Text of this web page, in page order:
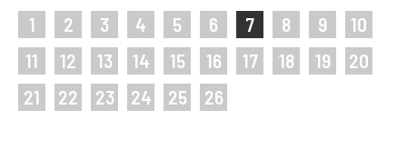
1 2 3 4 5 6 7 8 9
10
11
12 13 14 15 16 17 18 19
20
21
22 23 24 25 26